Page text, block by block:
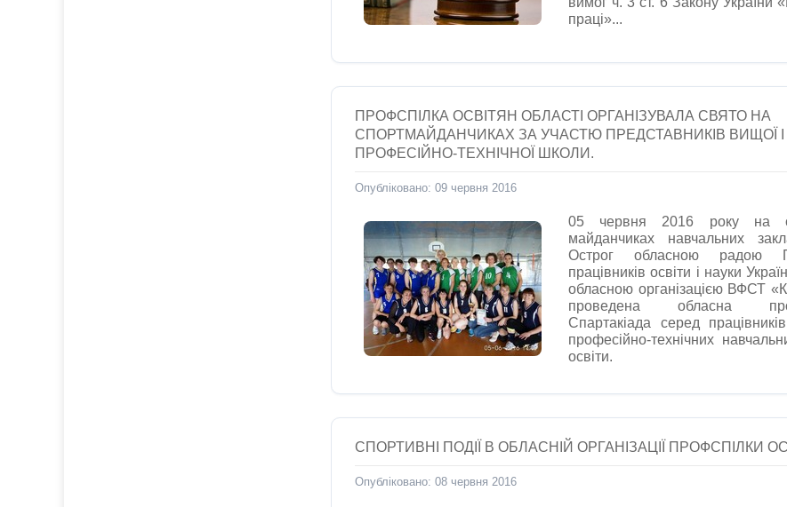
праці»...
ПРОФСПІЛКА ОСВІТЯН ОБЛАСТІ ОРГАНІЗУВАЛА СВЯТО НА
СПОРТМАЙДАНЧИКАХ ЗА УЧАСТЮ ПРЕДСТАВНИКІВ ВИЩОЇ І
ПРОФЕСІЙНО-ТЕХНІЧНОЇ ШКОЛИ.
Опубліковано: 09 червня 2016
05 червня 2016 року на
майданчиках навчальних
Острог обласною радою
працівників освіти і науки
обласною організацією ВФСТ
проведена обласна
Спартакіада серед
професійно-технічних
освіти.
СПОРТИВНІ ПОДІЇ В ОБЛАСНІЙ ОРГАНІЗАЦІЇ ПРОФСПІЛКИ
Опубліковано: 08 червня 2016